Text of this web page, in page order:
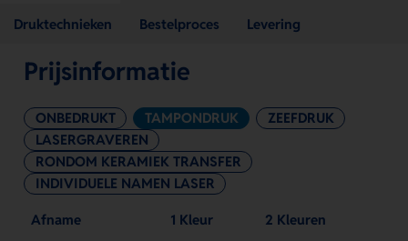
Druktechnieken Bestelproces Levering
Prijsinformatie
ONBEDRUKT TAMPONDRUK
ZEEFDRUK
LASERGRAVEREN
RONDOM KERAMIEK TRANSFER
INDIVIDUELE NAMEN LASER
Afname 1 Kleur 2 Kleuren